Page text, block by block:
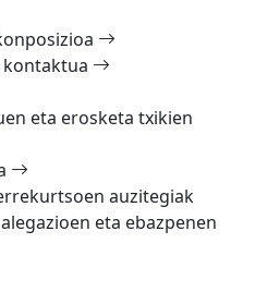
eta erosketa txikien
auzitegiak
eta ebazpenen